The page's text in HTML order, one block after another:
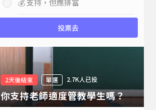
💰 支持，但應排富
投票去
2天後結束 單選 2.7K人已投
你支持老師適度管教學生嗎？